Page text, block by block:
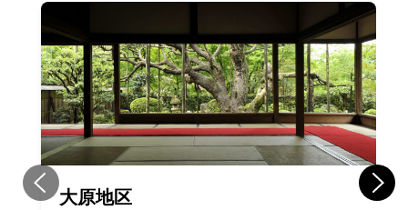
大原地区